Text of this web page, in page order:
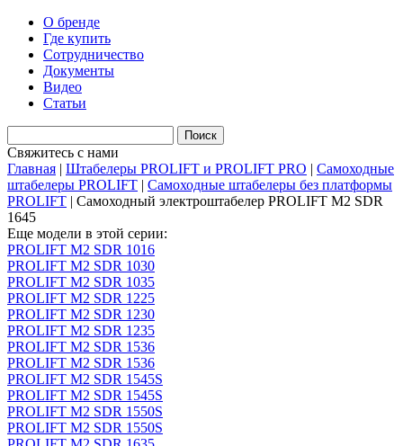
О бренде
Где купить
Сотрудничество
Документы
Видео
Статьи
Свяжитесь с нами
Главная | Штабелеры PROLIFT и PROLIFT PRO | Самоходные
штабелеры PROLIFT | Самоходные штабелеры без платформы
PROLIFT | Самоходный электроштабелер PROLIFT M2 SDR
1645
Еще модели в этой серии:
PROLIFT M2 SDR 1016
PROLIFT M2 SDR 1030
PROLIFT M2 SDR 1035
PROLIFT M2 SDR 1225
PROLIFT M2 SDR 1230
PROLIFT M2 SDR 1235
PROLIFT M2 SDR 1536
PROLIFT M2 SDR 1536
PROLIFT M2 SDR 1545S
PROLIFT M2 SDR 1545S
PROLIFT M2 SDR 1550S
PROLIFT M2 SDR 1550S